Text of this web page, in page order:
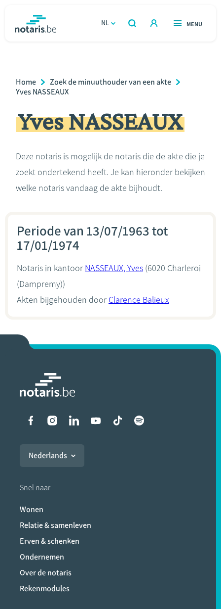
gaan
NL
OPEN
ZOEKEN
OPEN
MENU
Relatie & samenleven
Erven & schenken
Over de notaris
Breadcrumb
Home
Zoek de minuuthouder van een akte
Yves NASSEAUX
Yves NASSEAUX
Deze notaris is mogelijk de notaris die de akte die je
zoekt ondertekend heeft. Je kan hieronder bekijken
welke notaris vandaag de akte bijhoudt.
Periode van 13/07/1963 tot
17/01/1974
Notaris in kantoor NASSEAUX, Yves (6020 Charleroi
(Dampremy))
Akten bijgehouden door Clarence Balieux
Liens vers les réseaux
Nederlands
Snel naar
Wonen
Relatie & samenleven
Erven & schenken
Ondernemen
Over de notaris
Rekenmodules